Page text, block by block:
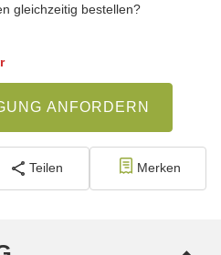
gleichzeitig bestellen?
ANFORDERN
Teilen Merken